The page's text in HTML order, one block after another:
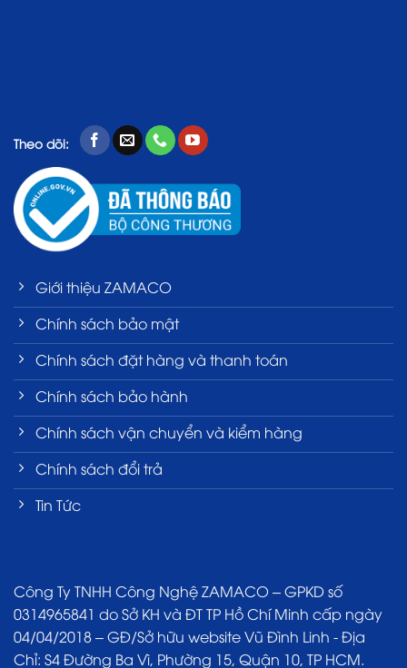
Theo dõi:
Giới thiệu ZAMACO
Chính sách bảo mật
Chính sách đặt hàng và thanh toán
Chính sách bảo hành
Chính sách vận chuyển và kiểm hàng
Chính sách đổi trả
Tin Tức
Công Ty TNHH Công Nghệ ZAMACO – GPKD số
0314965841 do Sở KH và ĐT TP Hồ Chí Minh cấp ngày
04/04/2018 – GĐ/Sở hữu website Vũ Đình Linh - Địa
Chỉ: S4 Đường Ba Vì, Phường 15, Quận 10, TP HCM.